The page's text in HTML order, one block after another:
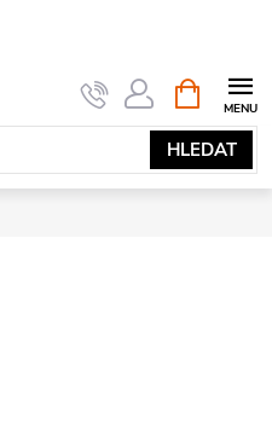
HLEDAT
NÁKUPNÍ
KOŠÍK